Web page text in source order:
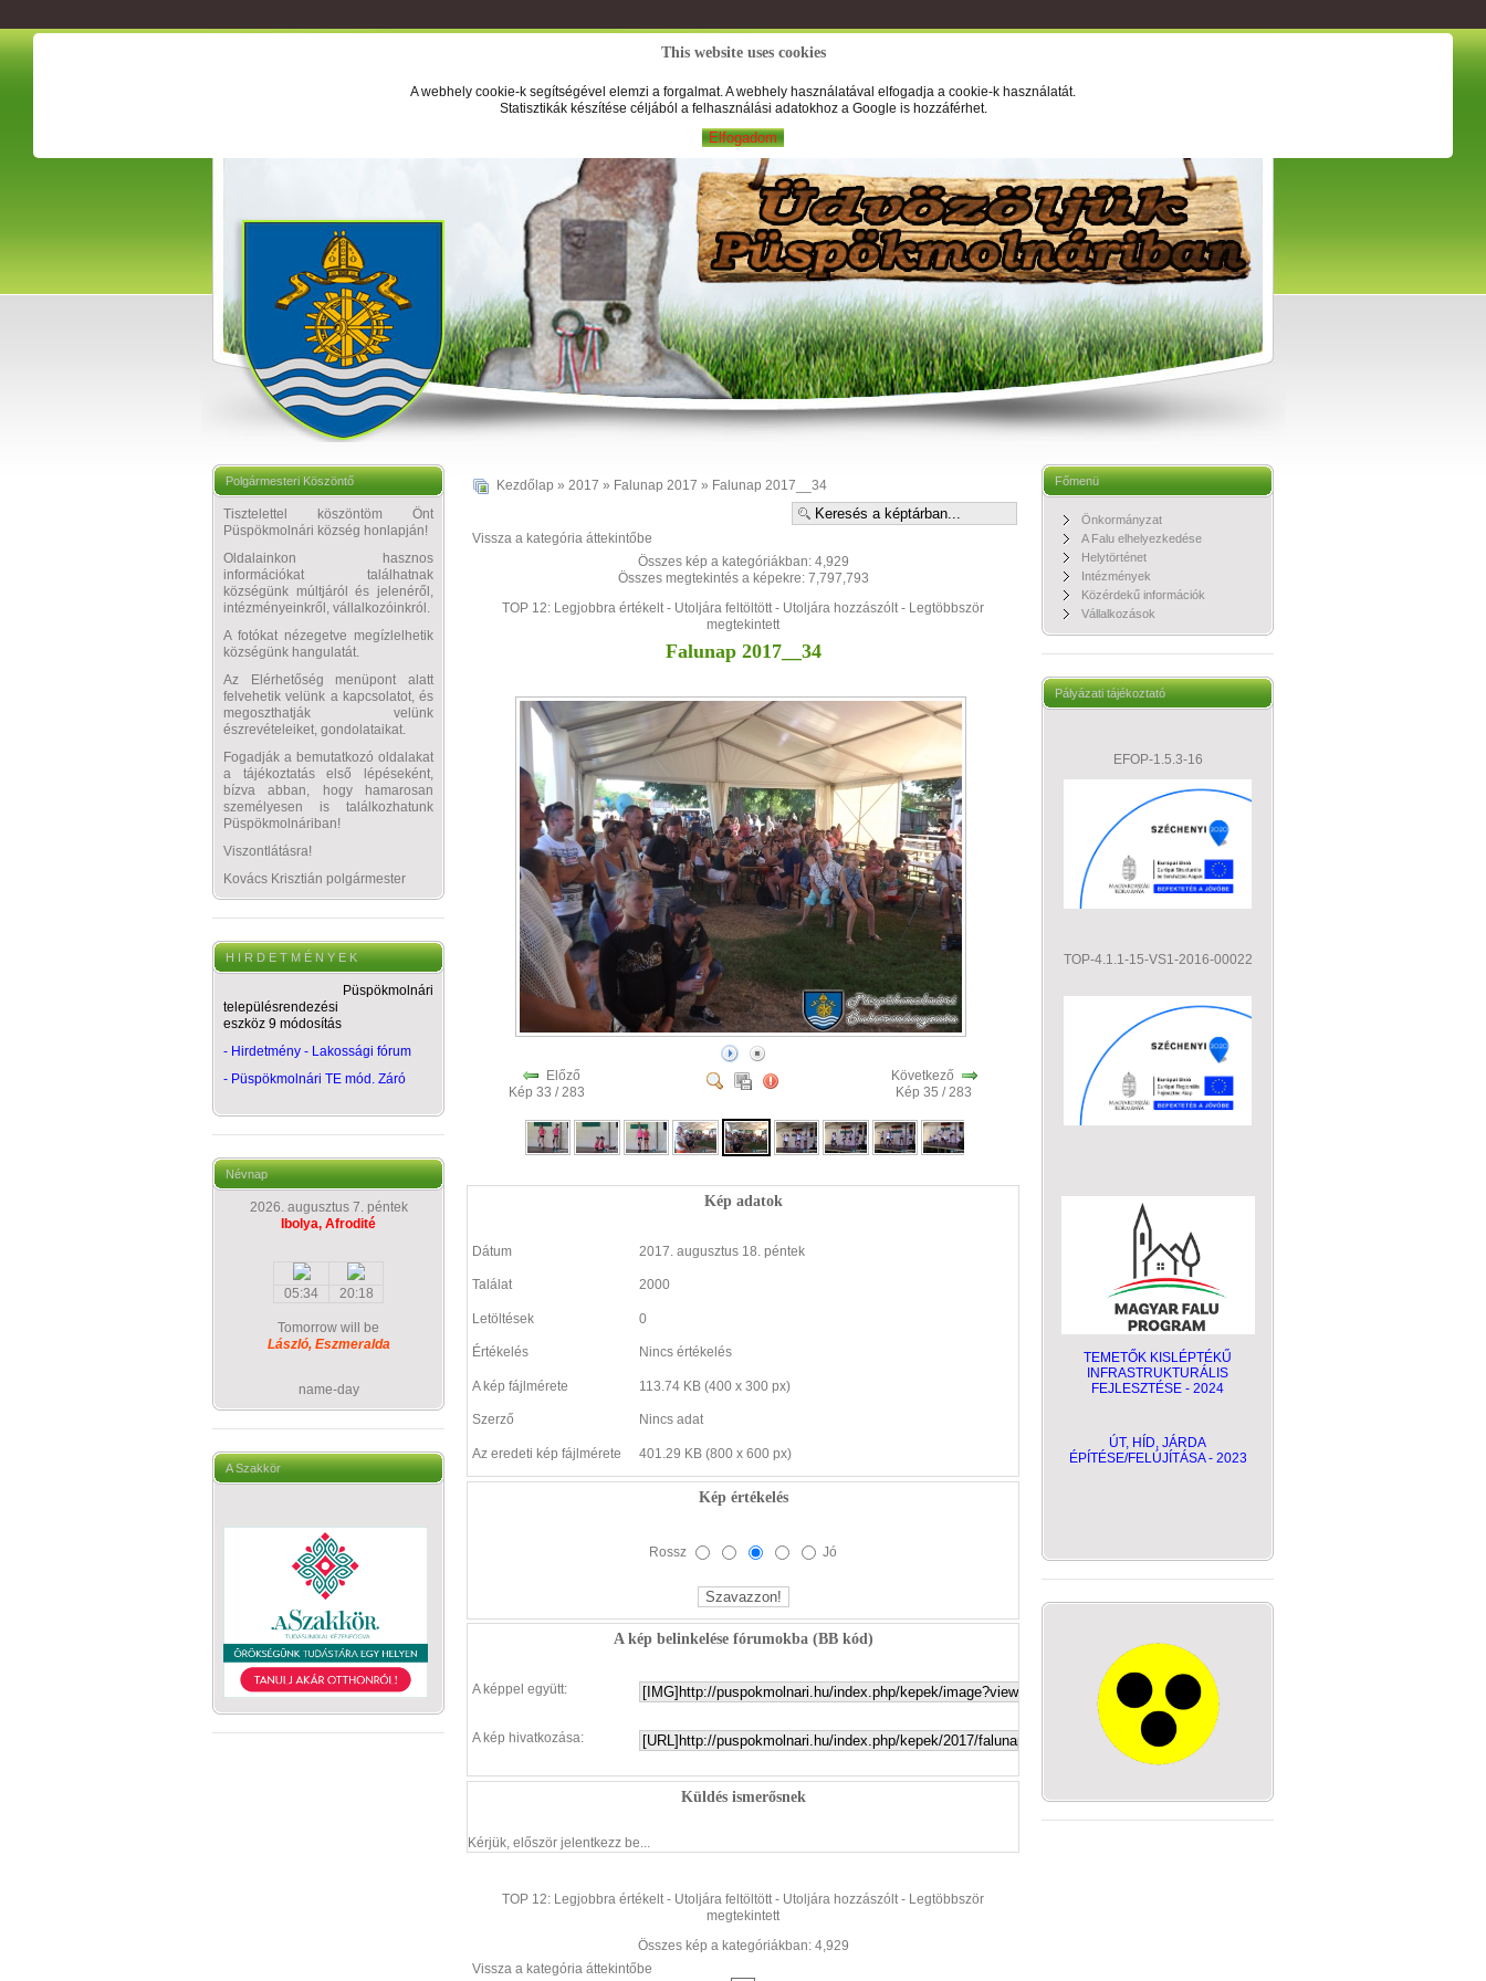
This website uses cookies
A webhely cookie-k segítségével elemzi a forgalmat. A webhely használatával elfogadja a cookie-k használatát.
Statisztikák készítése céljából a felhasználási adatokhoz a Google is hozzáférhet.
Elfogadom
Polgármesteri Köszöntő
Tisztelettel köszöntöm Önt
Püspökmolnári község honlapján!
Oldalainkon hasznos
információkat találhatnak
községünk múltjáról és jelenéről,
intézményeinkről, vállalkozóinkról.
A fotókat nézegetve megízlelhetik
községünk hangulatát.
Az Elérhetőség menüpont alatt
felvehetik velünk a kapcsolatot, és
megoszthatják velünk
észrevételeiket, gondolataikat.
Fogadják a bemutatkozó oldalakat
a tájékoztatás első lépéseként,
bízva abban, hogy hamarosan
személyesen is találkozhatunk
Püspökmolnáriban!
Viszontlátásra!
Kovács Krisztián polgármester
H I R D E T M É N Y E K
Püspökmolnári
településrendezési
eszköz 9 módosítás
- Hirdetmény - Lakossági fórum
- Püspökmolnári TE mód. Záró
Névnap
2026. augusztus 7. péntek
Ibolya, Afrodité
05:34 20:18
Tomorrow will be
László, Eszmeralda
name-day
A Szakkör
Kezdőlap » 2017 » Falunap 2017 » Falunap 2017__34
Vissza a kategória áttekintőbe
Összes kép a kategóriákban: 4,929
Összes megtekintés a képekre: 7,797,793
TOP 12: Legjobbra értékelt - Utoljára feltöltött - Utoljára hozzászólt - Legtöbbször
megtekintett
Falunap 2017__34
Előző
Kép 33 / 283
Következő
Kép 35 / 283
Kép adatok
Dátum 2017. augusztus 18. péntek
Találat 2000
Letöltések 0
Értékelés Nincs értékelés
A kép fájlmérete 113.74 KB (400 x 300 px)
Szerző Nincs adat
Az eredeti kép fájlmérete 401.29 KB (800 x 600 px)
Kép értékelés
Rossz Jó
A kép belinkelése fórumokba (BB kód)
A képpel együtt:
A kép hivatkozása:
Küldés ismerősnek
Kérjük, először jelentkezz be...
TOP 12: Legjobbra értékelt - Utoljára feltöltött - Utoljára hozzászólt - Legtöbbször
megtekintett
Összes kép a kategóriákban: 4,929
Vissza a kategória áttekintőbe
Főmenü
Önkormányzat
A Falu elhelyezkedése
Helytörténet
Intézmények
Közérdekű információk
Vállalkozások
Pályázati tájékoztató
EFOP-1.5.3-16
TOP-4.1.1-15-VS1-2016-00022
TEMETŐK KISLÉPTÉKŰ
INFRASTRUKTURÁLIS
FEJLESZTÉSE - 2024
ÚT, HÍD, JÁRDA
ÉPÍTÉSE/FELÚJÍTÁSA - 2023